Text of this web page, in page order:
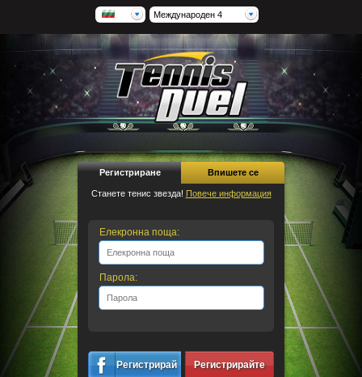
Международен 4
Регистриране Впишете се
Станете тенис звезда! Повече информация
Елекронна поща:
Парола:
Регистрирайте Регистрирайте